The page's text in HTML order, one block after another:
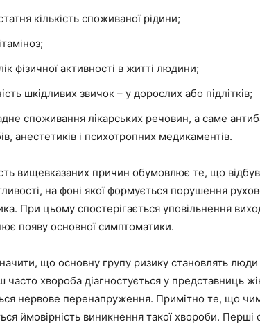
кількість споживаної рідини;
фізичної активності в житті людини;
шкідливих звичок – у дорослих або підлітків;
споживання лікарських речовин, а саме
анестетиків і психотропних медикаментів.
вищевказаних причин обумовлює те, що
на фоні якої формується порушення
При цьому спостерігається уповільнення
появу основної симптоматики.
що основну групу ризику становлять
часто хвороба діагностується у представниць
нервове перенапруження. Примітно те, що
ймовірність виникнення такої хвороби.